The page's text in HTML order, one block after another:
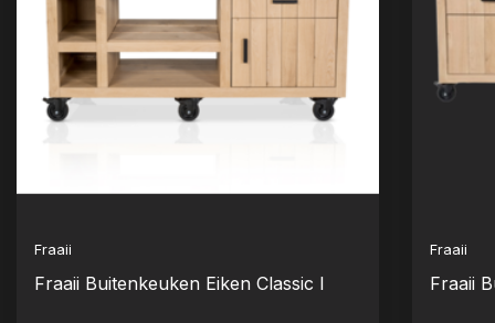
Fraaii
Fraaii Buitenkeuken Eiken Classic I
Fraaii
Fraaii